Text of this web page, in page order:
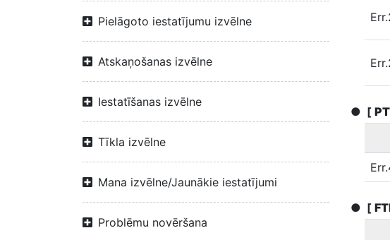
Pielāgoto iestatījumu izvēlne
Atskaņošanas izvēlne
Iestatīšanas izvēlne
Tīkla izvēlne
Mana izvēlne/Jaunākie iestatījumi
Problēmu novēršana
[
[